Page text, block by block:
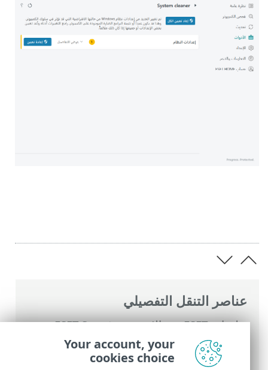
عناصر التنقل التفصيلي
تعليمات ESET عبر الإنترنت >
ESET Smart
Security Premium
>
التعامل مع ESET Smart
Security Premium
>الأدوات
> System
Your account, your
cookies choice